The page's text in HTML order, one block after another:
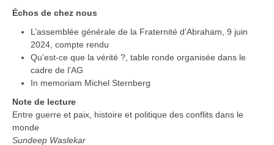
Échos de chez nous
L’assemblée générale de la Fraternité d’Abraham, 9 juin
2024, compte rendu
Qu’est-ce que la vérité ?, table ronde organisée dans le
cadre de l’AG
In memoriam Michel Sternberg
Note de lecture
Entre guerre et paix, histoire et politique des conflits dans le
monde
Sundeep Waslekar